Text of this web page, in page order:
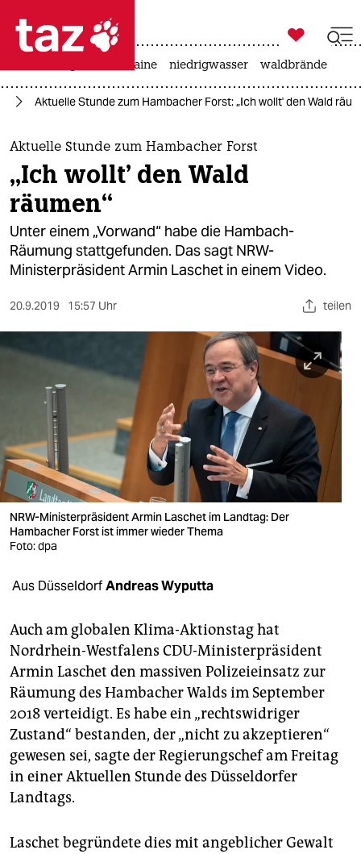
 taz zahl ich
taz zahl ich
themen
politik
öko
gesellschaft
sport
berlin
wahrheit
verlag
verlag
veranstaltungen
unterstützen
abo
genossenschaft
epaper login

taz zahl ich
krieg in der ukraine niedrigwasser waldbrände
Aktuelle Stunde zum Hambacher Forst: „Ich wollt' den Wald
Aktuelle Stunde zum Hambacher Forst
„Ich wollt' den Wald
räumen“
Unter einem „Vorwand“ habe die Hambach-
Räumung stattgefunden. Das sagt NRW-
Ministerpräsident Armin Laschet in einem Video.
20.9.2019 15:57 Uhr teilen
NRW-Ministerpräsident Armin Laschet im Landtag: Der
Hambacher Forst ist immer wieder Thema
Foto: dpa
Aus DüsseldorfAndreas Wyputta
Auch am globalen Klima-Aktionstag hat
Nordrhein-Westfalens CDU-Ministerpräsident
Armin Laschet den massiven Polizeieinsatz zur
Räumung des Hambacher Walds im September
2018 verteidigt. Es habe ein „rechtswidriger
Zustand“ bestanden, der „nicht zu akzeptieren“
gewesen sei, sagte der Regierungschef am Freitag
in einer Aktuellen Stunde des Düsseldorfer
Landtags.
Laschet begründete dies mit angeblicher Gewalt